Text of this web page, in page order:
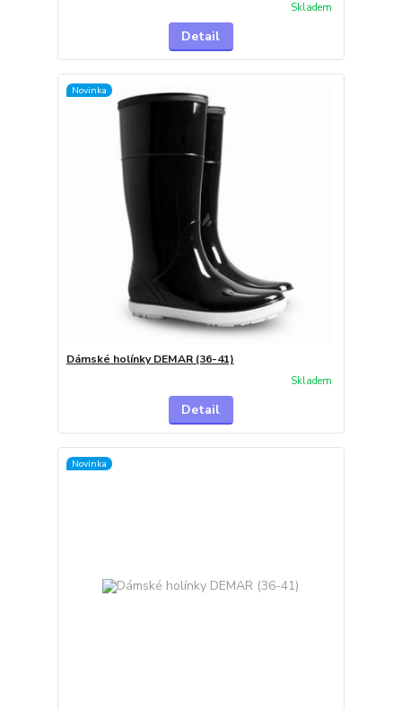
Skladem
Detail
Novinka
Dámské holínky DEMAR (36-41)
Skladem
Detail
Novinka